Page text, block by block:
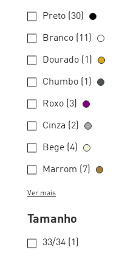
Preto (30)
Branco (11)
Dourado (1)
Chumbo (1)
Roxo (3)
Cinza (2)
Bege (4)
Marrom (7)
Ver mais
Tamanho
33/34 (1)